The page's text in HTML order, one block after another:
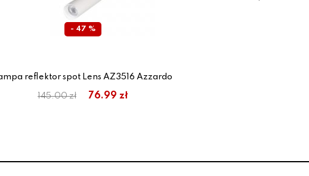
- 47 %
reflektor spot Lens AZ3516 Azzardo
145.00 zł 76.99 zł